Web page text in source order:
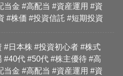
当金 #高配当 #資産運用 #資
#株価 #投資信託 #短期投資
#日本株 #投資初心者 #株式
#40代 #50代 #株主優待 #高
当金 #高配当 #資産運用 #資